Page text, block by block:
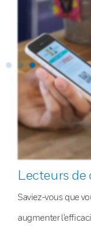
Lecteurs de
Saviez-vous que
augmenter